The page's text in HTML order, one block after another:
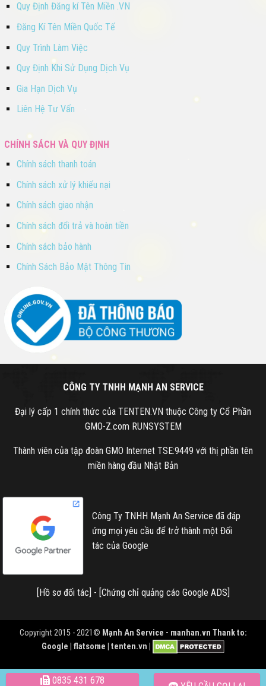
Quy Định Đăng kí Tên Miền .VN
Đăng Kí Tên Miền Quốc Tế
Quy Trình Làm Việc
Quy Định Khi Sử Dụng Dịch Vụ
Gia Hạn Dịch Vụ
Liên Hệ Tư Vấn
CHÍNH SÁCH VÀ QUY ĐỊNH
Chính sách thanh toán
Chính sách xử lý khiếu nại
Chính sách giao nhận
Chính sách đổi trả và hoàn tiền
Chính sách bảo hành
Chính Sách Bảo Mật Thông Tin
CÔNG TY TNHH MẠNH AN SERVICE
Đại lý cấp 1 chính thức của TENTEN.VN thuộc Công ty Cổ Phần
GMO-Z.com RUNSYSTEM
Thành viên của tập đoàn GMO Internet TSE:9449 với thị phần tên
miền hàng đầu Nhật Bản
Công Ty TNHH Mạnh An Service đã đáp
ứng mọi yêu cầu để trở thành một Đối
tác của Google
[Hồ sơ đối tác] - [Chứng chỉ quảng cáo Google ADS]
Copyright 2015 - 2021© Mạnh An Service - manhan.vn Thank to:
Google | flatsome | tenten.vn |
0835 431 678